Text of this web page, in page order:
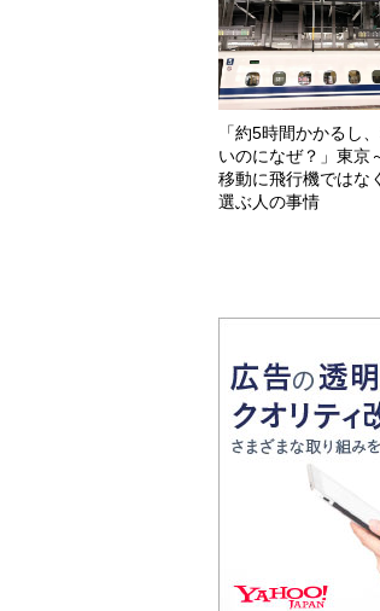
「約5時間かかるし
いのになぜ？」東京
移動に飛行機ではな
選ぶ人の事情